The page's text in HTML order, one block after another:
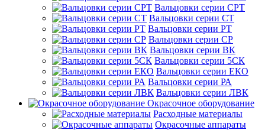
Вальцовки серии СРТ
Вальцовки серии СТ
Вальцовки серии РТ
Вальцовки серии СР
Вальцовки серии ВК
Вальцовки серии 5СК
Вальцовки серии ЕКО
Вальцовки серии РА
Вальцовки серии ЛВК
Окрасочное оборудование
Расходные материалы
Окрасочные аппараты